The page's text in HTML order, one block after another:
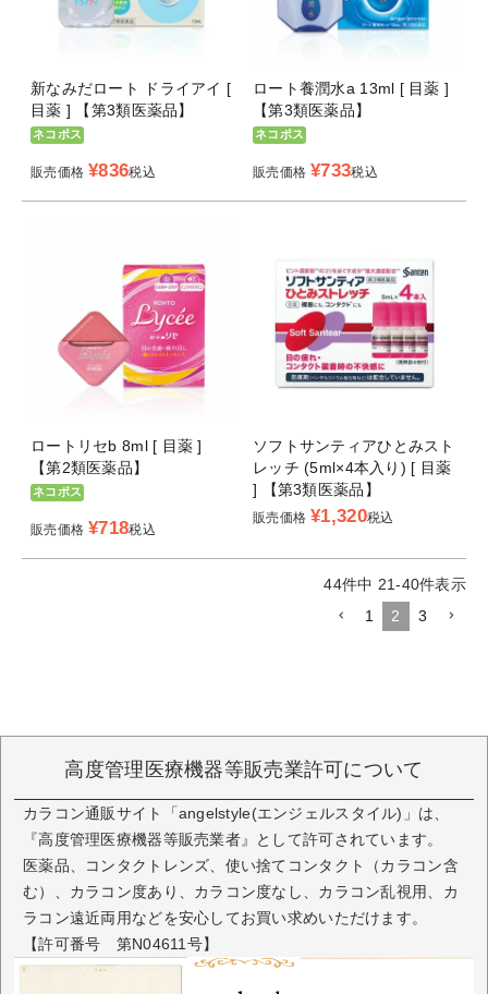
新なみだロート ドライアイ [
目薬 ] 【第3類医薬品】
ネコポス
販売価格 ¥836税込
ロート養潤水a 13ml [ 目薬 ]
【第3類医薬品】
ネコポス
販売価格 ¥733税込
ロートリセb 8ml [ 目薬 ]
【第2類医薬品】
ネコポス
販売価格 ¥718税込
ソフトサンティアひとみスト
レッチ (5ml×4本入り) [ 目薬
] 【第3類医薬品】
販売価格 ¥1,320税込
44件中 21-40件表示
1
2 3
高度管理医療機器等販売業許可について
カラコン通販サイト「angelstyle(エンジェルスタイル)」は、
『高度管理医療機器等販売業者』として許可されています。
医薬品、コンタクトレンズ、使い捨てコンタクト（カラコン含
む）、カラコン度あり、カラコン度なし、カラコン乱視用、カ
ラコン遠近両用などを安心してお買い求めいただけます。
【許可番号 第N04611号】